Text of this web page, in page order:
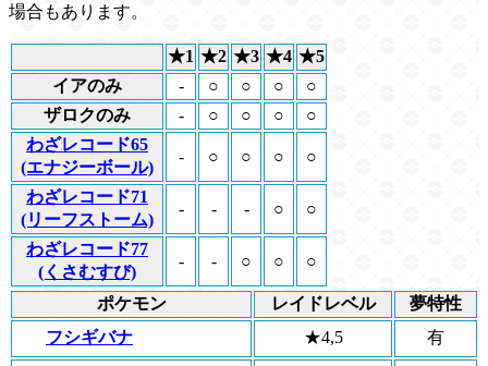
場合もあります。
★1 ★2 ★3 ★4 ★5
イアのみ
- ○ ○ ○
○
ザロクのみ
- ○ ○ ○
○
わざレコード65
(エナジーボール)
- ○ ○ ○ ○
わざレコード71
(リーフストーム)
- - - ○ ○
わざレコード77
(くさむすび)
- - ○ ○ ○
ポケモン レイドレベル
夢特性
フシギバナ
★4,5 有